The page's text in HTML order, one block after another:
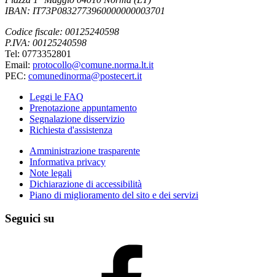
IBAN: IT73P0832773960000000003701
Codice fiscale: 00125240598
P.IVA: 00125240598
Tel: 0773352801
Email: protocollo@comune.norma.lt.it
PEC: comunedinorma@postecert.it
Leggi le FAQ
Prenotazione appuntamento
Segnalazione disservizio
Richiesta d'assistenza
Amministrazione trasparente
Informativa privacy
Note legali
Dichiarazione di accessibilità
Piano di miglioramento del sito e dei servizi
Seguici su